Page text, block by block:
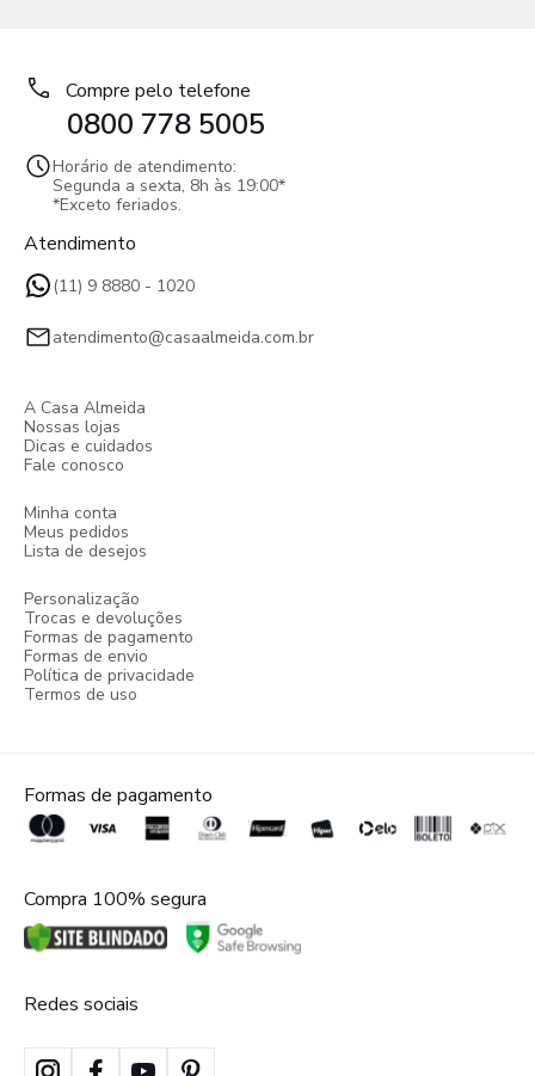
Compre pelo telefone
0800 778 5005
Horário de atendimento:
Segunda a sexta, 8h às 19:00*
*Exceto feriados.
Atendimento
(11) 9 8880 - 1020
atendimento@casaalmeida.com.br
A Casa Almeida
Nossas lojas
Dicas e cuidados
Fale conosco
Minha conta
Meus pedidos
Lista de desejos
Personalização
Trocas e devoluções
Formas de pagamento
Formas de envio
Política de privacidade
Termos de uso
Formas de pagamento
Compra 100% segura
Redes sociais